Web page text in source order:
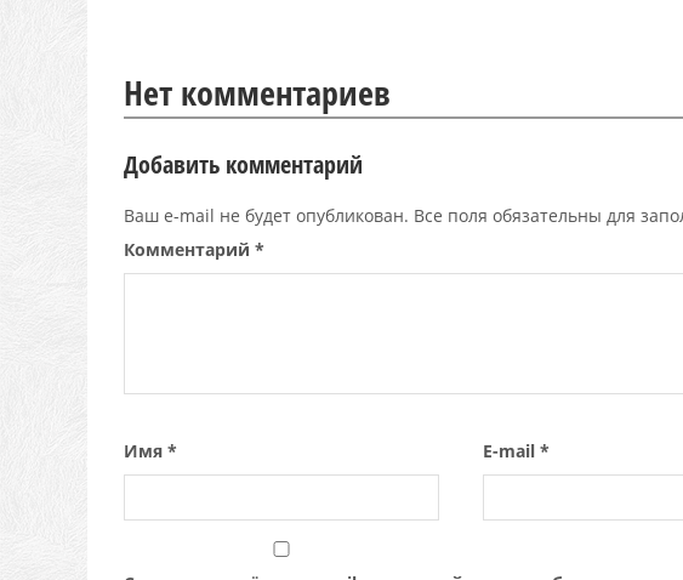
Нет комментариев
Добавить комментарий
Ваш e-mail не будет опубликован. Все поля обязательны для
Комментарий *
Имя * E-mail *